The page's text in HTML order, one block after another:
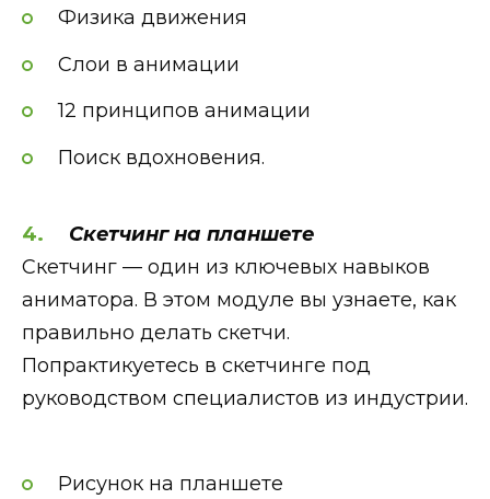
Физика движения
Слои в анимации
12 принципов анимации
Поиск вдохновения.
Скетчинг на планшете
Скетчинг — один из ключевых навыков
аниматора. В этом модуле вы узнаете, как
правильно делать скетчи.
Попрактикуетесь в скетчинге под
руководством специалистов из индустрии.
Рисунок на планшете